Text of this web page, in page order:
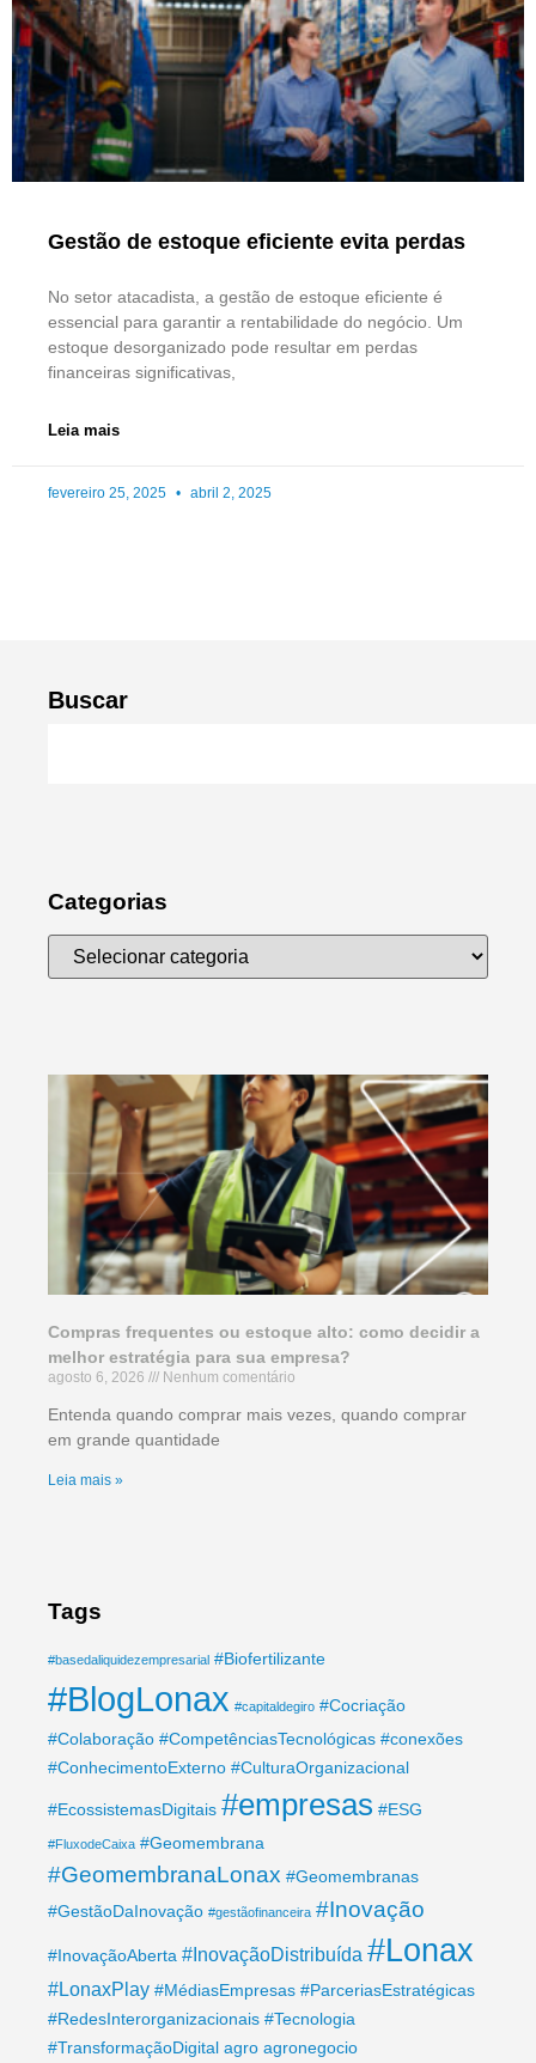
Buscar
Categorias
Compras frequentes ou estoque alto: como decidir a
melhor estratégia para sua empresa?
agosto 6, 2026 Nenhum comentário
Entenda quando comprar mais vezes, quando comprar
em grande quantidade
Leia mais »
Tags
#basedaliquidezempresarial #Biofertilizante
#BlogLonax #capitaldegiro #Cocriação
#Colaboração #CompetênciasTecnológicas #conexões
#ConhecimentoExterno #CulturaOrganizacional
#EcossistemasDigitais #empresas #ESG
#FluxodeCaixa #Geomembrana
#GeomembranaLonax #Geomembranas
#GestãoDaInovação #gestãofinanceira #Inovação
#InovaçãoAberta #InovaçãoDistribuída #Lonax
#LonaxPlay #MédiasEmpresas #ParceriasEstratégicas
#RedesInterorganizacionais #Tecnologia
#TransformaçãoDigital agro agronegocio
Gestão de estoque eficiente evita perdas
No setor atacadista, a gestão de estoque eficiente é
essencial para garantir a rentabilidade do negócio. Um
estoque desorganizado pode resultar em perdas
financeiras significativas,
Leia mais
fevereiro 25, 2025 abril 2, 2025